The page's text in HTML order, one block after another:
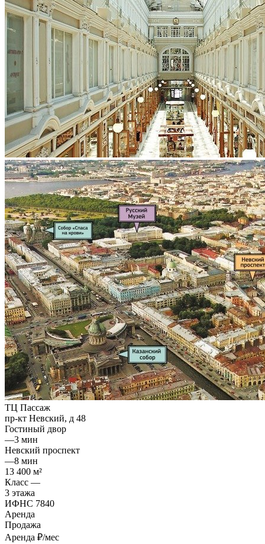
ТЦ Пассаж
пр-кт Невский, д 48
Гостиный двор
—3 мин
Невский проспект
—8 мин
13 400 м²
Класс —
3 этажа
ИФНС 7840
Аренда
Продажа
Аренда ₽/мес